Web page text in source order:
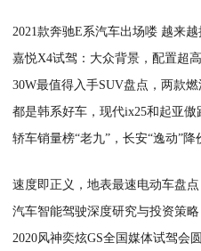
2021款奔驰E系汽车出场喽 越来越
嘉悦X4试驾：大众背景，配置超
30W最值得入手SUV盘点，两款
都是韩系好车，现代ix25和起亚傲
轿车销量榜“老九”，长安“逸动”降
速度即正义，地表最速电动车盘
汽车智能驾驶深度研究与投资策
2020风神奕炫GS全国媒体试驾会